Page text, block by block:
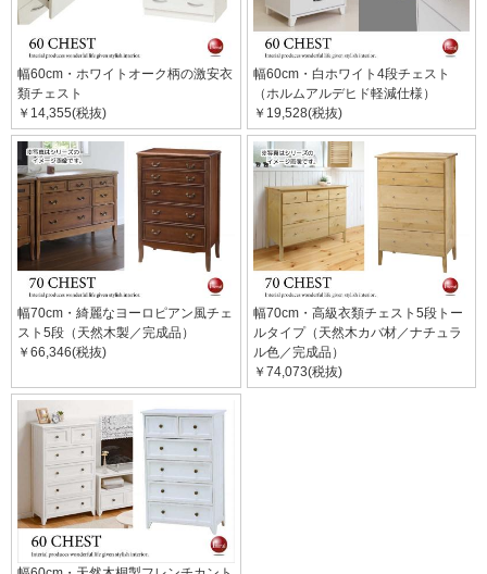
幅60cm・ホワイトオーク柄の激安衣
類チェスト
￥14,355(税抜)
幅60cm・白ホワイト4段チェスト
（ホルムアルデヒド軽減仕様）
￥19,528(税抜)
幅70cm・綺麗なヨーロピアン風チェ
スト5段（天然木製／完成品）
￥66,346(税抜)
幅70cm・高級衣類チェスト5段トー
ルタイプ（天然木カバ材／ナチュラ
ル色／完成品）
￥74,073(税抜)